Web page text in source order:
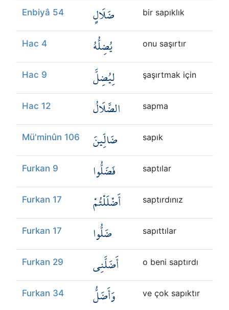
Enbiyâ 54 ضَلَالٍ bir sapıklık
Hac 4 يُضِلُّهُ onu saşırtır
Hac 9 لِيُضِلَّ şaşırtmak için
Hac 12 الضَّلَالُ sapma
Mü'minûn 106 ضَالِّينَ sapık
Furkan 9 فَضَلُّوا saptılar
Furkan 17 أَضْلَلْتُمْ saptırdınız
Furkan 17 ضَلُّوا sapıttılar
Furkan 29 أَضَلَّنِي o beni saptırdı
Furkan 34 وَأَضَلُّ ve çok sapıktır